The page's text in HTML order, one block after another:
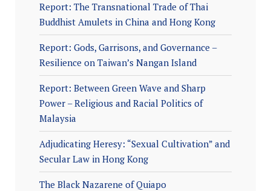
Report: The Transnational Trade of Thai
Buddhist Amulets in China and Hong Kong
Report: Gods, Garrisons, and Governance –
Resilience on Taiwan’s Nangan Island
Report: Between Green Wave and Sharp
Power – Religious and Racial Politics of
Malaysia
Adjudicating Heresy: “Sexual Cultivation” and
Secular Law in Hong Kong
The Black Nazarene of Quiapo